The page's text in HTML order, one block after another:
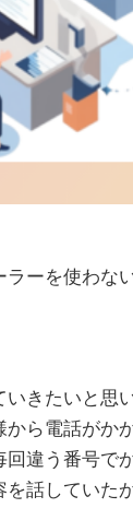
ーを使わな
きたいと思い
ら電話がか
違う番号で
話していた